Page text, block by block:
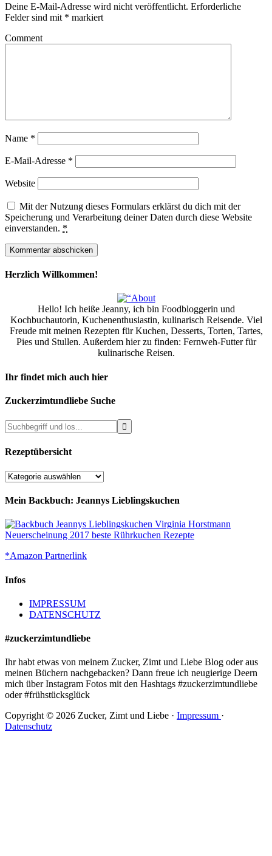
Deine E-Mail-Adresse wird nicht veröffentlicht. Erforderliche
Felder sind mit * markiert
Comment
Name *
E-Mail-Adresse *
Website
Mit der Nutzung dieses Formulars erklärst du dich mit der
Speicherung und Verarbeitung deiner Daten durch diese Website
einverstanden. *
Herzlich Willkommen!
Hello! Ich heiße Jeanny, ich bin Foodbloggerin und
Kochbuchautorin, Kuchenenthusiastin, kulinarisch Reisende. Viel
Freude mit meinen Rezepten für Kuchen, Desserts, Torten, Tartes,
Pies und Stullen. Außerdem hier zu finden: Fernweh-Futter für
kulinarische Reisen.
Ihr findet mich auch hier
Zuckerzimtundliebe Suche
Rezeptübersicht
Rezeptübersicht
Mein Backbuch: Jeannys Lieblingskuchen
*Amazon Partnerlink
Infos
IMPRESSUM
DATENSCHUTZ
#zuckerzimtundliebe
Ihr habt etwas von meinem Zucker, Zimt und Liebe Blog oder aus
meinen Büchern nachgebacken? Dann freue ich neugierige Deern
mich über Instagram Fotos mit den Hashtags #zuckerzimtundliebe
oder #frühstücksglück
Copyright © 2026 Zucker, Zimt und Liebe · Impressum ·
Datenschutz